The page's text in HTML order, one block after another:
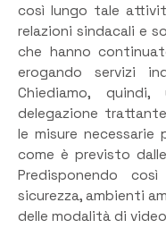
così lungo tale
relazioni sindacali e
che hanno
erogando servizi
Chiediamo,
delegazione
le misure necessarie
come è previsto
Predisponendo
sicurezza, ambienti
delle modalità di